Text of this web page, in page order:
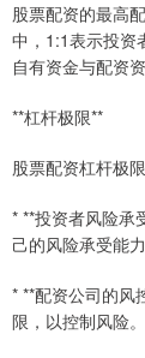
股票配资的最高
中，1:1表示投资
自有资金与配资
**杠杆极限**
股票配资杠杆极
* **投资者风险承
己的风险承受能
* **配资公司的风
限，以控制风险。